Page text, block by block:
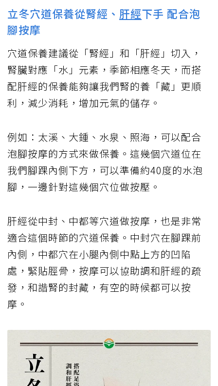
立冬穴道保養從腎經、 肝經下手 配合泡
腳按摩
穴道保養建議從「腎經」和「肝經」切入，
腎臟對應「水」元素，季節相應冬天，而搭
配肝經的保養能夠讓我們腎的養「藏」更順
利，減少消耗，增加元氣的儲存。
例如：太溪、大鍾、水泉、照海，可以配合
泡腳按摩的方式來做保養。這幾個穴道位在
我們腳踝內側下方，可以準備約40度的水泡
腳，一邊針對這幾個穴位做按壓。
肝經從中封、中都等穴道做按摩，也是非常
適合這個時節的穴道保養。中封穴在腳踝前
內側，中都穴在小腿內側中點上方的凹陷
處，緊貼脛骨，按摩可以協助調和肝經的疏
發，和諧腎的封藏，有空的時候都可以按
摩。